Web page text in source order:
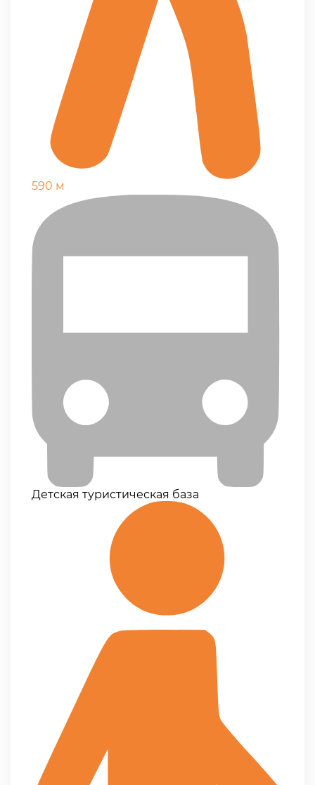
590 м
Детская туристическая база